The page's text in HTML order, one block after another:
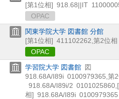
[第1位相] 918.68||IT
OPAC
関東学院大学 図書館 分館
[第1位相] 411102262 第2位相
OPAC
学習院大学 図書館 図
918.68A/I89i 0100979365 第
918.68A/I89i/2 0101025860
相] 918.68A/I89i 0100979365